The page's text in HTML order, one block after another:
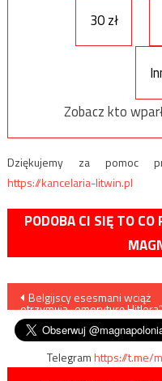
30 zł
Zobacz kto
Dziękujemy za pomoc
https://kancelaria-litwin.pl
PODOBA CI SIĘ TO CO
Nawigacja
wpisu
Belgijscy esesmani wciąż
otrzymują „emeryturę Hitlera”
Telegramhttps://t.me/